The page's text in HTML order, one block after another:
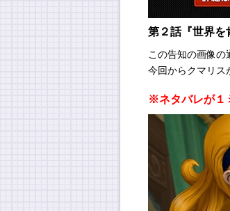
第２話『世界を
この告知の画像の
今回からクマリス
※ネタバレが１